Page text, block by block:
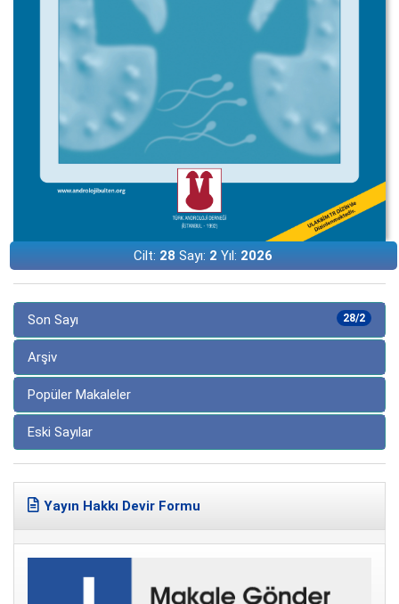
Cilt: 28 Sayı: 2 Yıl: 2026
28/2
Son Sayı
Arşiv
Popüler Makaleler
Eski Sayılar
Yayın Hakkı Devir Formu